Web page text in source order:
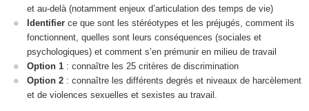
et au-delà (notamment enjeux d’articulation des temps de vie)
Identifier ce que sont les stéréotypes et les préjugés, comment ils
fonctionnent, quelles sont leurs conséquences (sociales et
psychologiques) et comment s’en prémunir en milieu de travail
Option 1 : connaître les 25 critères de discrimination
Option 2 : connaître les différents degrés et niveaux de harcèlement
et de violences sexuelles et sexistes au travail.